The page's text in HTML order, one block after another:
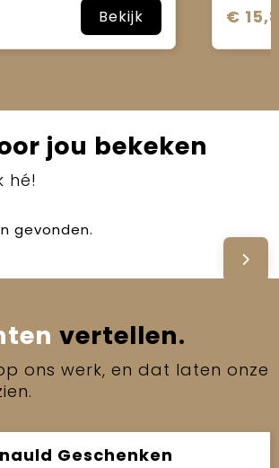
Bekijk €
jou bekeken
hé!
gevonden.
vertellen.
ons werk, en dat laten onze
Geschenken